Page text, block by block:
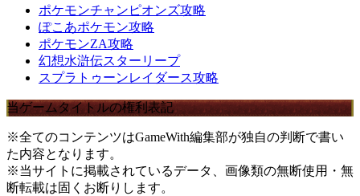
ポケモンチャンピオンズ攻略
ぽこあポケモン攻略
ポケモンZA攻略
幻想水滸伝スターリープ
スプラトゥーンレイダース攻略
当ゲームタイトルの権利表記
※全てのコンテンツはGameWith編集部が独自の判断で書い
た内容となります。
※当サイトに掲載されているデータ、画像類の無断使用・無
断転載は固くお断りします。